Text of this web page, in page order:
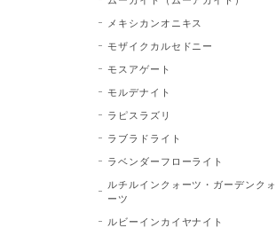
メキシカンオニキス
モザイクカルセドニー
モスアゲート
モルデナイト
ラピスラズリ
ラブラドライト
ラベンダーフローライト
ルチルインクォーツ・ガーデンクォ
ーツ
ルビーインカイヤナイト